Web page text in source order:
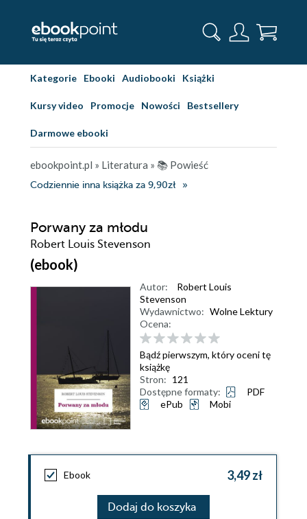
Kategorie Ebooki Audiobooki Książki
Kursy video Promocje Nowości Bestsellery
Darmowe ebooki
ebookpoint.pl » Literatura » 📚 Powieść
Codziennie inna książka za 9,90zł
Porwany za młodu
Robert Louis Stevenson
(ebook)
Autor:
Robert Louis
Stevenson
Wydawnictwo: Wolne Lektury
Ocena:
Bądź pierwszym, który oceni tę
książkę
Stron: 121
Dostępne formaty:
PDF
ePub
Mobi
Ebook 3,49 zł
Dodaj do koszyka